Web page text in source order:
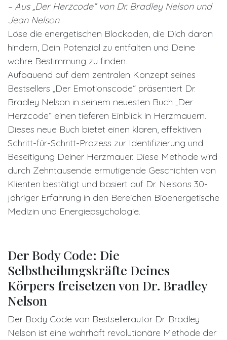
– Aus „Der Herzcode“ von Dr. Bradley Nelson und
Jean Nelson
Löse die energetischen Blockaden, die Dich daran
hindern, Dein Potenzial zu entfalten und Deine
wahre Bestimmung zu finden.
Aufbauend auf dem zentralen Konzept seines
Bestsellers „Der Emotionscode“ präsentiert Dr.
Bradley Nelson in seinem neuesten Buch „Der
Herzcode“ einen tieferen Einblick in Herzmauern.
Dieses neue Buch bietet einen klaren, effektiven
Schritt-für-Schritt-Prozess zur Identifizierung und
Beseitigung Deiner Herzmauer. Diese Methode wird
durch Zehntausende ermutigende Geschichten von
Klienten bestätigt und basiert auf Dr. Nelsons 30-
jähriger Erfahrung in den Bereichen Bioenergetische
Medizin und Energiepsychologie.
Der Body Code: Die
Selbstheilungskräfte Deines
Körpers freisetzen von Dr. Bradley
Nelson
Der Body Code von Bestsellerautor Dr. Bradley
Nelson ist eine wahrhaft revolutionäre Methode der